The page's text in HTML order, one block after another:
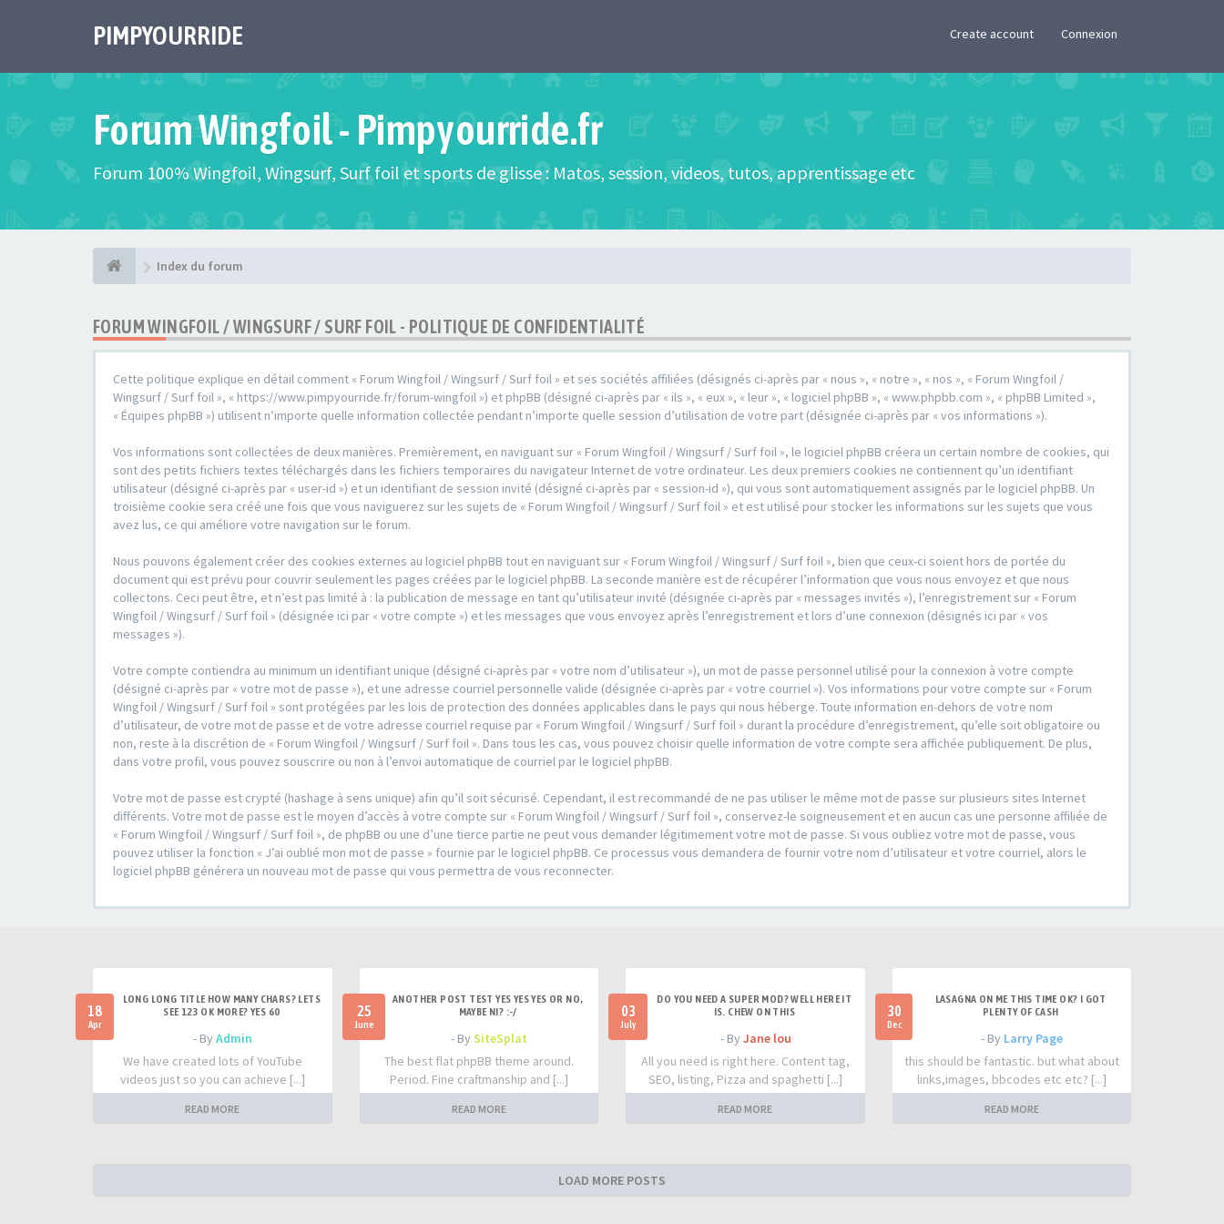
PIMPYOURRIDE Create account Connexion
Forum Wingfoil - Pimpyourride.fr
Forum 100% Wingfoil, Wingsurf, Surf foil et sports de glisse : Matos, session, videos, tutos, apprentissage etc
Index du forum
FORUM WINGFOIL / WINGSURF / SURF FOIL - POLITIQUE DE CONFIDENTIALITÉ
Cette politique explique en détail comment « Forum Wingfoil / Wingsurf / Surf foil » et ses sociétés affiliées (désignés ci-après par « nous », « notre », « nos », « Forum Wingfoil /
Wingsurf / Surf foil », « https://www.pimpyourride.fr/forum-wingfoil ») et phpBB (désigné ci-après par « ils », « eux », « leur », « logiciel phpBB », « www.phpbb.com », « phpBB Limited »,
« Équipes phpBB ») utilisent n’importe quelle information collectée pendant n’importe quelle session d’utilisation de votre part (désignée ci-après par « vos informations »).
Vos informations sont collectées de deux manières. Premièrement, en naviguant sur « Forum Wingfoil / Wingsurf / Surf foil », le logiciel phpBB créera un certain nombre de cookies, qui
sont des petits fichiers textes téléchargés dans les fichiers temporaires du navigateur Internet de votre ordinateur. Les deux premiers cookies ne contiennent qu’un identifiant
utilisateur (désigné ci-après par « user-id ») et un identifiant de session invité (désigné ci-après par « session-id »), qui vous sont automatiquement assignés par le logiciel phpBB. Un
troisième cookie sera créé une fois que vous naviguerez sur les sujets de « Forum Wingfoil / Wingsurf / Surf foil » et est utilisé pour stocker les informations sur les sujets que vous
avez lus, ce qui améliore votre navigation sur le forum.
Nous pouvons également créer des cookies externes au logiciel phpBB tout en naviguant sur « Forum Wingfoil / Wingsurf / Surf foil », bien que ceux-ci soient hors de portée du
document qui est prévu pour couvrir seulement les pages créées par le logiciel phpBB. La seconde manière est de récupérer l’information que vous nous envoyez et que nous
collectons. Ceci peut être, et n’est pas limité à : la publication de message en tant qu’utilisateur invité (désignée ci-après par « messages invités »), l’enregistrement sur « Forum
Wingfoil / Wingsurf / Surf foil » (désignée ici par « votre compte ») et les messages que vous envoyez après l’enregistrement et lors d’une connexion (désignés ici par « vos
messages »).
Votre compte contiendra au minimum un identifiant unique (désigné ci-après par « votre nom d’utilisateur »), un mot de passe personnel utilisé pour la connexion à votre compte
(désigné ci-après par « votre mot de passe »), et une adresse courriel personnelle valide (désignée ci-après par « votre courriel »). Vos informations pour votre compte sur « Forum
Wingfoil / Wingsurf / Surf foil » sont protégées par les lois de protection des données applicables dans le pays qui nous héberge. Toute information en-dehors de votre nom
d’utilisateur, de votre mot de passe et de votre adresse courriel requise par « Forum Wingfoil / Wingsurf / Surf foil » durant la procédure d’enregistrement, qu’elle soit obligatoire ou
non, reste à la discrétion de « Forum Wingfoil / Wingsurf / Surf foil ». Dans tous les cas, vous pouvez choisir quelle information de votre compte sera affichée publiquement. De plus,
dans votre profil, vous pouvez souscrire ou non à l’envoi automatique de courriel par le logiciel phpBB.
Votre mot de passe est crypté (hashage à sens unique) afin qu’il soit sécurisé. Cependant, il est recommandé de ne pas utiliser le même mot de passe sur plusieurs sites Internet
différents. Votre mot de passe est le moyen d’accès à votre compte sur « Forum Wingfoil / Wingsurf / Surf foil », conservez-le soigneusement et en aucun cas une personne affiliée de
« Forum Wingfoil / Wingsurf / Surf foil », de phpBB ou une d’une tierce partie ne peut vous demander légitimement votre mot de passe. Si vous oubliez votre mot de passe, vous
pouvez utiliser la fonction « J’ai oublié mon mot de passe » fournie par le logiciel phpBB. Ce processus vous demandera de fournir votre nom d’utilisateur et votre courriel, alors le
logiciel phpBB générera un nouveau mot de passe qui vous permettra de vous reconnecter.
18
Apr
LONG LONG TITLE HOW MANY CHARS? LETS
SEE 123 OK MORE? YES 60
- ByAdmin
We have created lots of YouTube
videos just so you can achieve [...]
READ MORE
25
June
ANOTHER POST TEST YES YES YES OR NO,
MAYBE NI? :-/
- BySiteSplat
The best flat phpBB theme around.
Period. Fine craftmanship and [...]
READ MORE
03
July
DO YOU NEED A SUPER MOD? WELL HERE IT
IS. CHEW ON THIS
- By Jane lou
All you need is right here. Content tag,
SEO, listing, Pizza and spaghetti [...]
READ MORE
30
Dec
LASAGNA ON ME THIS TIME OK? I GOT
PLENTY OF CASH
- By Larry Page
this should be fantastic. but what about
links,images, bbcodes etc etc? [...]
READ MORE
LOAD MORE POSTS